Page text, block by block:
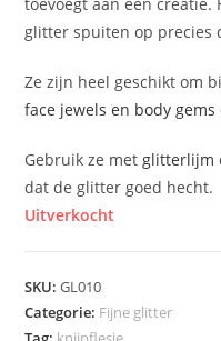
glitter spuiten op precies
Ze zijn heel geschikt om
face jewels en body gems
Gebruik ze metglitterlijm
dat de glitter goed hecht.
Uitverkocht
SKU:GL010
Categorie: Fijne glitter